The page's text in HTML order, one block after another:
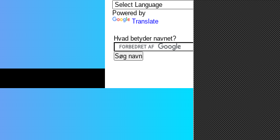
Powered by
Translate
Hvad betyder navnet?